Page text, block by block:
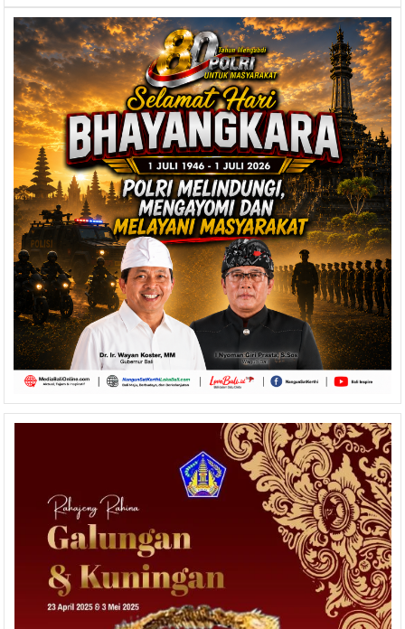
Kawasan
Organik
Binaan
KMP
BBS
di
Sudaji